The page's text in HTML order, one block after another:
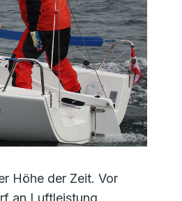
Höhe der Zeit. Vor
an Luftleistung